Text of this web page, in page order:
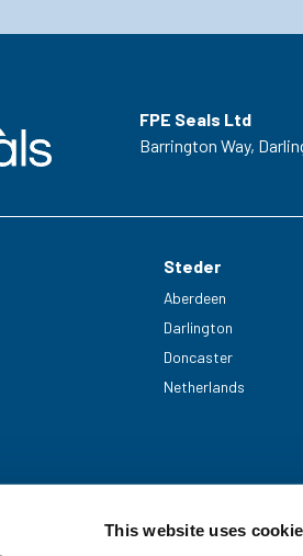
This website uses
FPE Seals Ltd
Barrington Way,
Steder
Aberdeen
Darlington
Doncaster
Netherlands